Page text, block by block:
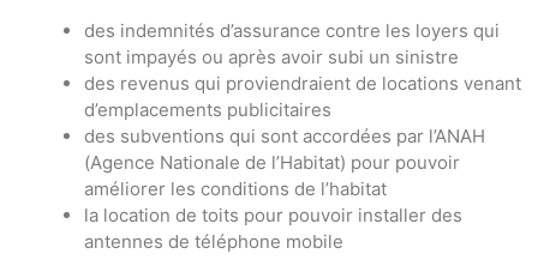
des indemnités d’assurance contre les loyers qui
sont impayés ou après avoir subi un sinistre
des revenus qui proviendraient de locations venant
d’emplacements publicitaires
des subventions qui sont accordées par l’ANAH
(Agence Nationale de l’Habitat) pour pouvoir
améliorer les conditions de l’habitat
la location de toits pour pouvoir installer des
antennes de téléphone mobile